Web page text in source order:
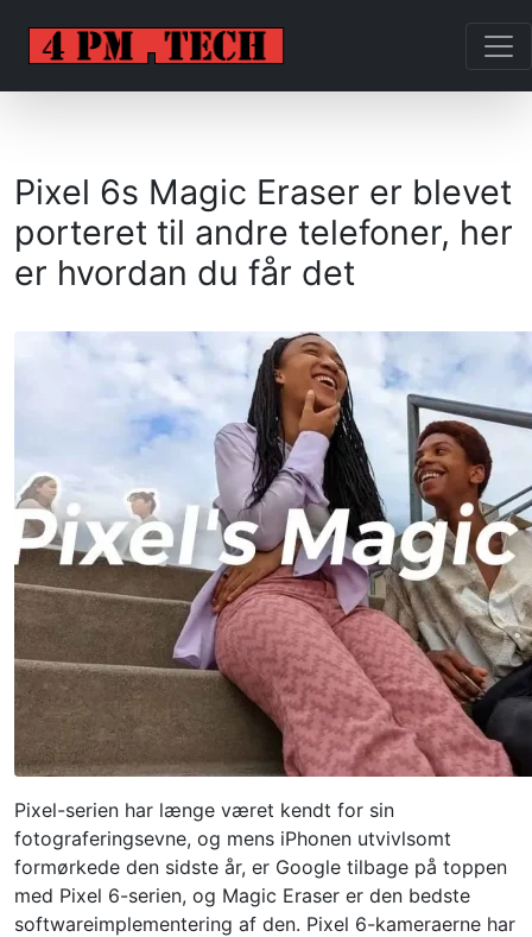
Pixel 6s Magic Eraser er blevet
porteret til andre telefoner, her
er hvordan du får det
Pixel-serien har længe været kendt for sin
fotograferingsevne, og mens iPhonen utvivlsomt
formørkede den sidste år, er Google tilbage på toppen
med Pixel 6-serien, og Magic Eraser er den bedste
softwareimplementering af den. Pixel 6-kameraerne har